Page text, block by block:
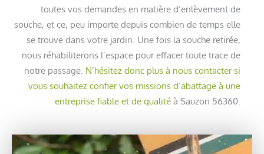
toutes vos demandes en matière d’enlèvement de
souche, et ce, peu importe depuis combien de temps elle
se trouve dans votre jardin. Une fois la souche retirée,
nous réhabiliterons l’espace pour effacer toute trace de
notre passage. N’hésitez donc plus à nous contacter si
vous souhaitez confier vos missions d’abattage à une
entreprise fiable et de qualité à Sauzon 56360.